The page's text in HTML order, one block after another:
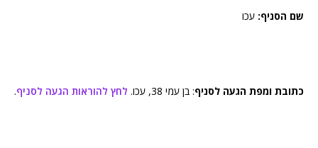
שם הסניף: עכו
כתובת ומפת הגעה לסניף: בן עמי 38, עכו. לחץ להוראות הגעה לסניף.